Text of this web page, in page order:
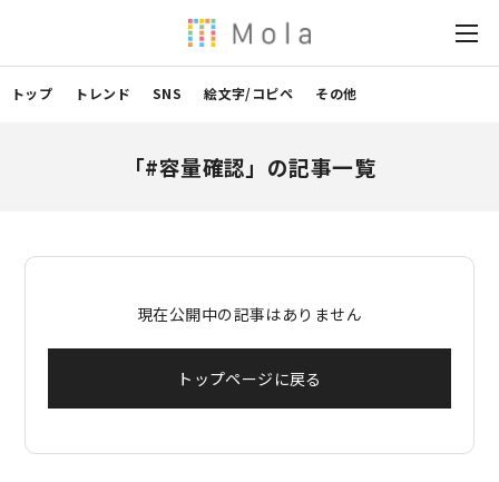
トップ トレンド SNS 絵文字/コピペ その他
「#容量確認」の記事一覧
現在公開中の記事はありません
トップページに戻る